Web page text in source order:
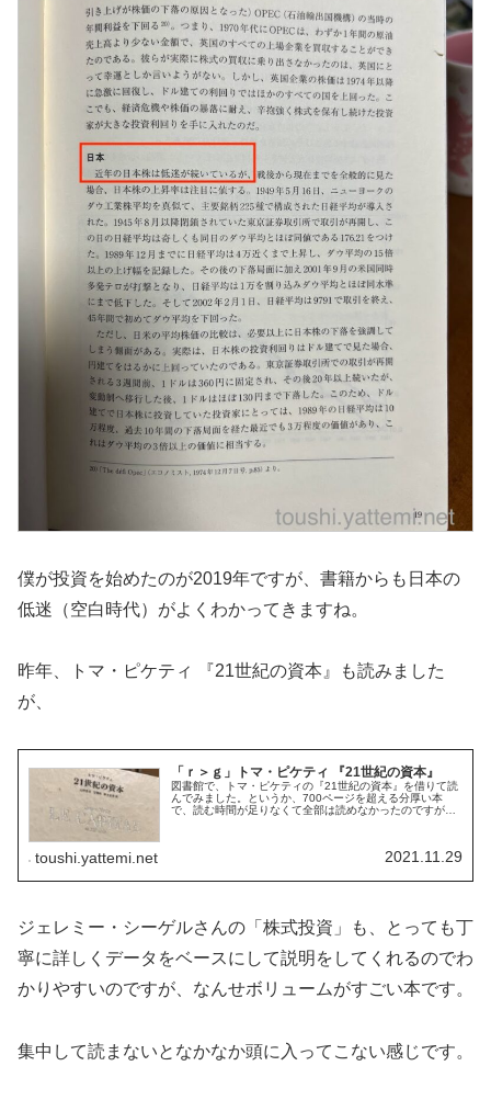
僕が投資を始めたのが2019年ですが、書籍からも日本の
低迷（空白時代）がよくわかってきますね。
昨年、トマ・ピケティ 『21世紀の資本』も読みました
が、
「ｒ＞ｇ」トマ・ピケティ 『21世紀の資本』
図書館で、トマ・ピケティの『21世紀の資本』を借りて読
んでみました。というか、700ページを超える分厚い本
で、読む時間が足りなくて全部は読めなかったのですが、
toushi.yattemi.net 2021.11.29
ジェレミー・シーゲルさんの「株式投資」も、とっても丁
寧に詳しくデータをベースにして説明をしてくれるのでわ
かりやすいのですが、なんせボリュームがすごい本です。
集中して読まないとなかなか頭に入ってこない感じです。